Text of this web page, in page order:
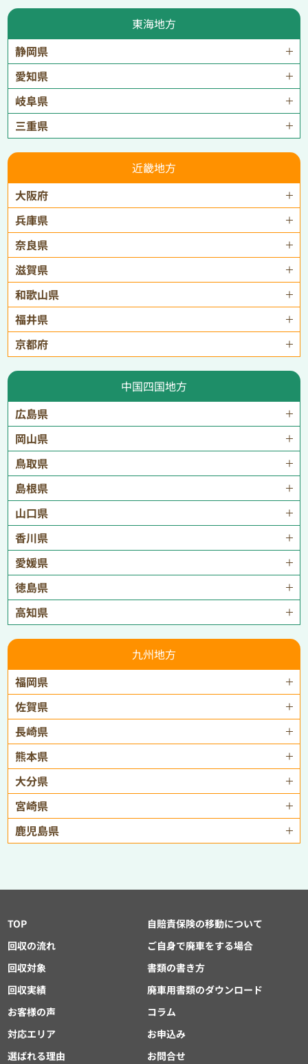
東海地方
静岡県
愛知県
岐阜県
三重県
近畿地方
大阪府
兵庫県
奈良県
滋賀県
和歌山県
福井県
京都府
中国四国地方
広島県
岡山県
鳥取県
島根県
山口県
香川県
愛媛県
徳島県
高知県
九州地方
福岡県
佐賀県
長崎県
熊本県
大分県
宮崎県
鹿児島県
TOP
回収の流れ
回収対象
回収実績
お客様の声
対応エリア
選ばれる理由
自賠責保険の移動について
ご自身で廃車をする場合
書類の書き方
廃車用書類のダウンロード
コラム
お申込み
お問合せ